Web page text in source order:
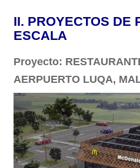
II. PROYECTOS DE
ESCALA
Proyecto:
AERPUERTO LUQA,